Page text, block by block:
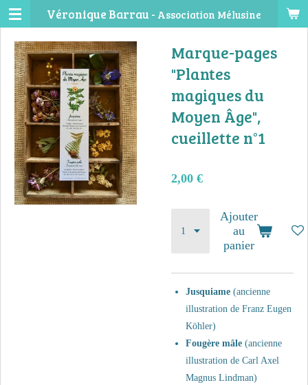
Passer
contenu
principal
Véronique Barrau - Association Mélusine
Marque-pages
"Plantes
magiques du
Moyen Âge",
cueillette n°1
2,00 €
Ajouter
au
panier
Jusquiame (ancienne
illustration de Franz Eugen
Köhler)
Fougère mâle (ancienne
illustration de Carl Axel
Magnus Lindman)